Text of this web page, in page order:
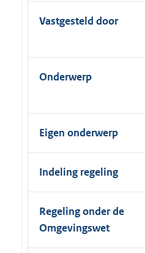
Vastgesteld door
Onderwerp
Eigen onderwerp
Indeling regeling
Regeling onder de
Omgevingswet